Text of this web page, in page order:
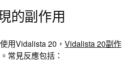
的副作用
用Vidalista 20，Vidalista 20副作
常見反應包括：